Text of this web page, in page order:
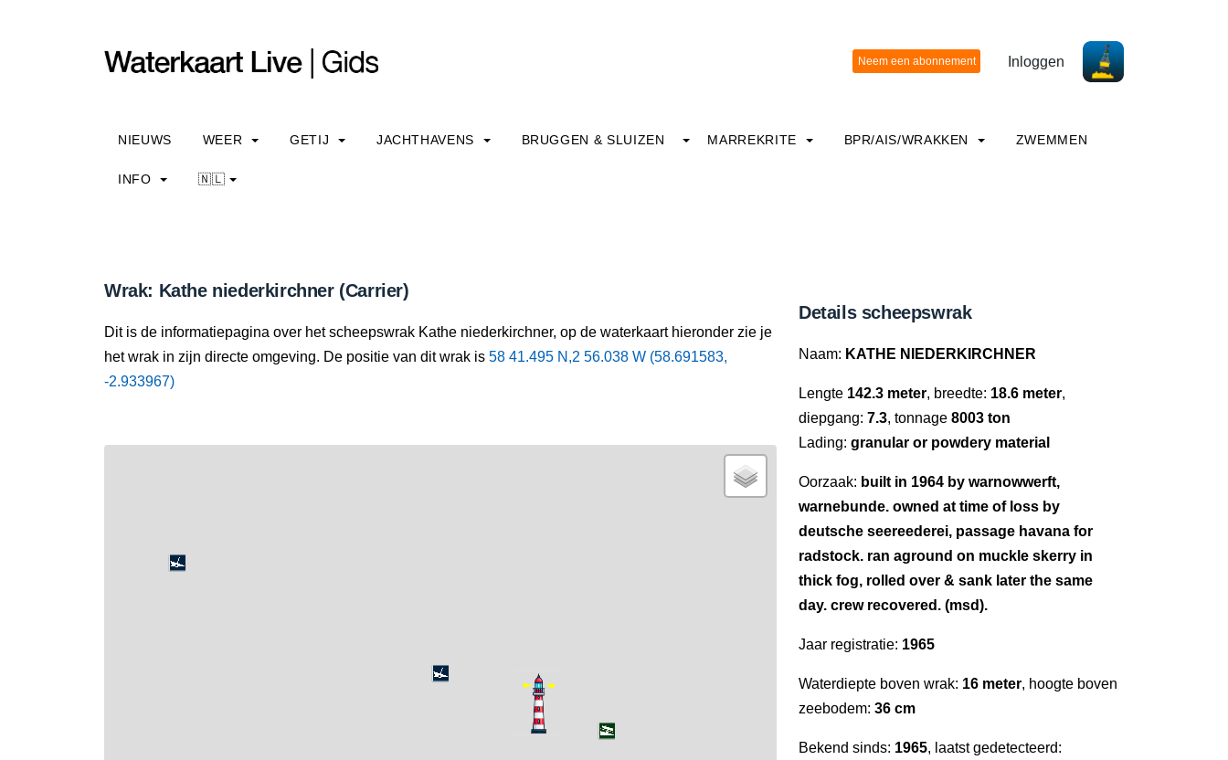
Inloggen
NIEUWS WEER GETIJ JACHTHAVENS BRUGGEN & SLUIZEN MARREKRITE BPR/AIS/WRAKKEN ZWEMMEN
INFO 🇳🇱
Wrak: Kathe niederkirchner (Carrier)
Dit is de informatiepagina over het scheepswrak Kathe niederkirchner, op de waterkaart hieronder zie je
het wrak in zijn directe omgeving. De positie van dit wrak is 58 41.495 N,2 56.038 W (58.691583,
-2.933967)
Details scheepswrak
Naam: KATHE NIEDERKIRCHNER
Lengte 142.3 meter, breedte: 18.6 meter,
diepgang: 7.3, tonnage 8003 ton
Lading: granular or powdery material
Oorzaak: built in 1964 by warnowwerft,
warnebunde. owned at time of loss by
deutsche seereederei, passage havana for
radstock. ran aground on muckle skerry in
thick fog, rolled over & sank later the same
day. crew recovered. (msd).
Jaar registratie: 1965
Waterdiepte boven wrak: 16 meter, hoogte boven
zeebodem: 36 cm
Bekend sinds: 1965, laatst gedetecteerd: